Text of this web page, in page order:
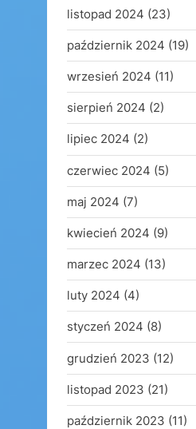
listopad 2024 (23)
październik 2024 (19)
wrzesień 2024 (11)
sierpień 2024 (2)
lipiec 2024 (2)
czerwiec 2024 (5)
maj 2024 (7)
kwiecień 2024 (9)
marzec 2024 (13)
luty 2024 (4)
styczeń 2024 (8)
grudzień 2023 (12)
listopad 2023 (21)
październik 2023 (11)